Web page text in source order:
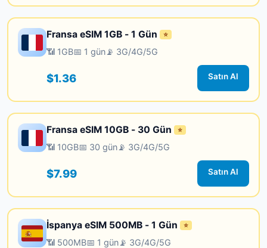
Fransa eSIM 1GB - 1 Gün ⭐
📶 1GB📅 1 gün📡 3G/4G/5G
$1.36 Satın Al
Fransa eSIM 10GB - 30 Gün ⭐
📶 10GB📅 30 gün📡 3G/4G/5G
$7.99 Satın Al
İspanya eSIM 500MB - 1 Gün ⭐
📶 500MB📅 1 gün📡 3G/4G/5G